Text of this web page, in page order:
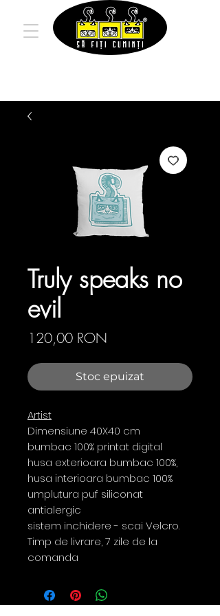
Truly speaks no
evil
120,00 RON
Stoc epuizat
Artist
Dimensiune 40X40 cm
bumbac 100% printat digital
husa exterioara bumbac 100%,
husa interioara bumbac 100%
umplutura puf siliconat
antialergic
sistem inchidere - scai Velcro.
Timp de livrare, 7 zile de la
comanda